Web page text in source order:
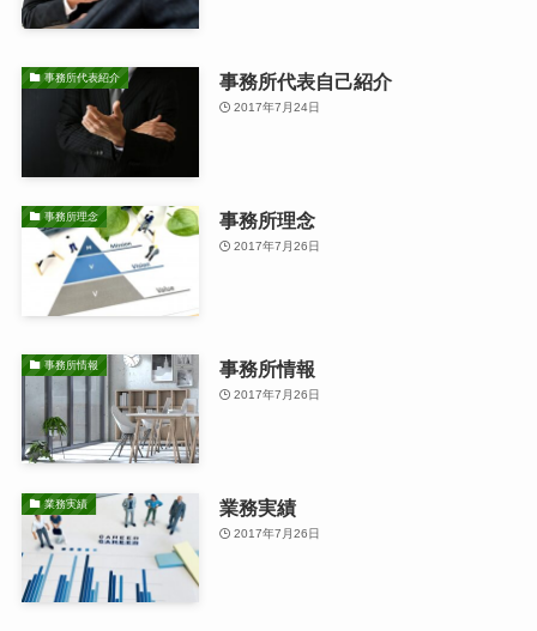
事務所代表紹介 事務所代表自己紹介
2017年7月24日
事務所理念 事務所理念
2017年7月26日
事務所情報 事務所情報
2017年7月26日
業務実績 業務実績
2017年7月26日